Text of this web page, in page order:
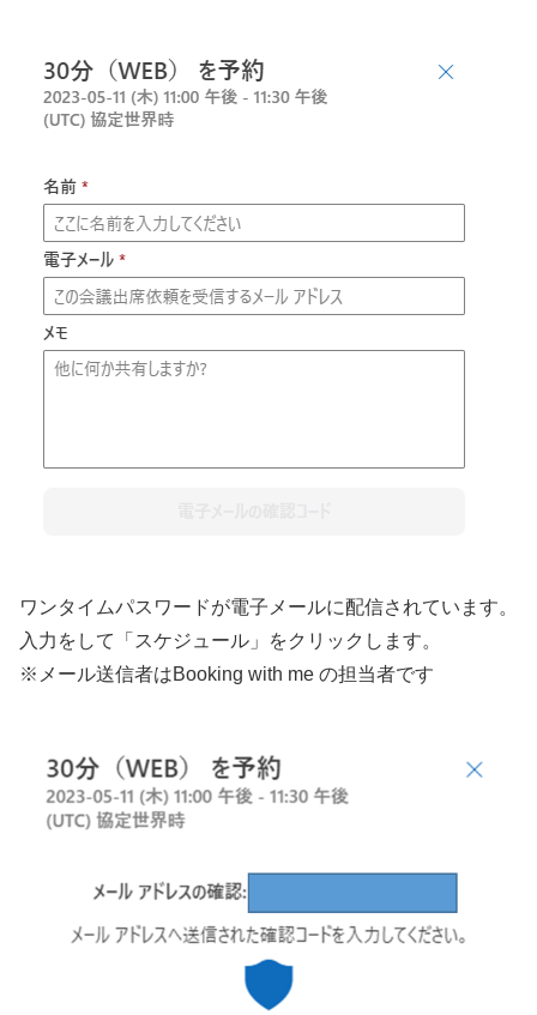
ワンタイムパスワードが電子メールに配信されています。
入力をして「スケジュール」をクリックします。
※メール送信者はBooking with me の担当者です